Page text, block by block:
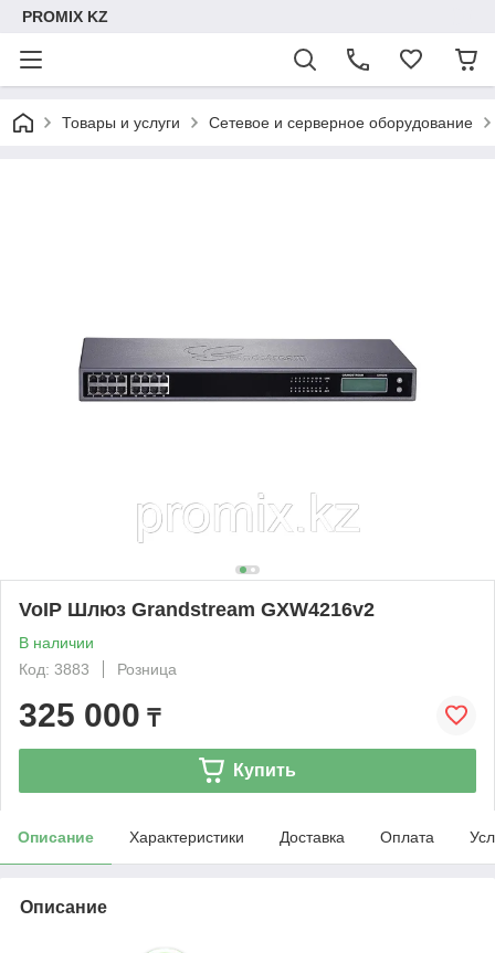
PROMIX KZ
Товары и услуги Сетевое и серверное оборудование
VoIP Шлюз Grandstream GXW4216v2
В наличии
Код: 3883
Розница
325 000 ₸
Купить
Описание Характеристики Доставка Оплата
Описание